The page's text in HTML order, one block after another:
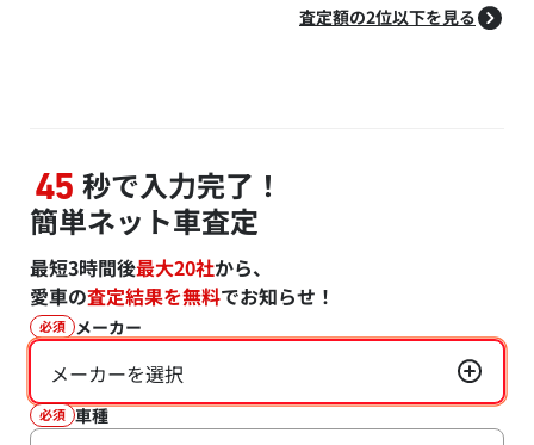
査定額の2位以下を見る
45 秒で入力完了！
簡単ネット車査定
最短3時間後最大20社から、
愛車の査定結果を無料でお知らせ！
必須 メーカー
メーカーを選択
必須 車種